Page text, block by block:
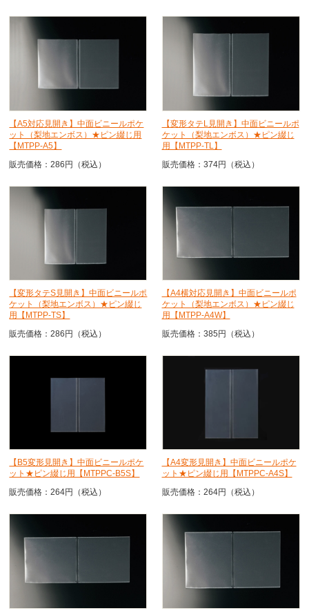
【A5対応見開き】中面ビニールポケ
ット（梨地エンボス）★ピン綴じ用
【MTPP-A5】
販売価格：286円（税込）
【変形タテL見開き】中面ビニールポ
ケット（梨地エンボス）★ピン綴じ
用【MTPP-TL】
販売価格：374円（税込）
【変形タテS見開き】中面ビニールポ
ケット（梨地エンボス）★ピン綴じ
用【MTPP-TS】
販売価格：286円（税込）
【A4横対応見開き】中面ビニールポ
ケット（梨地エンボス）★ピン綴じ
用【MTPP-A4W】
販売価格：385円（税込）
【B5変形見開き】中面ビニールポケ
ット★ピン綴じ用【MTPPC-B5S】
販売価格：264円（税込）
【A4変形見開き】中面ビニールポケ
ット★ピン綴じ用【MTPPC-A4S】
販売価格：264円（税込）